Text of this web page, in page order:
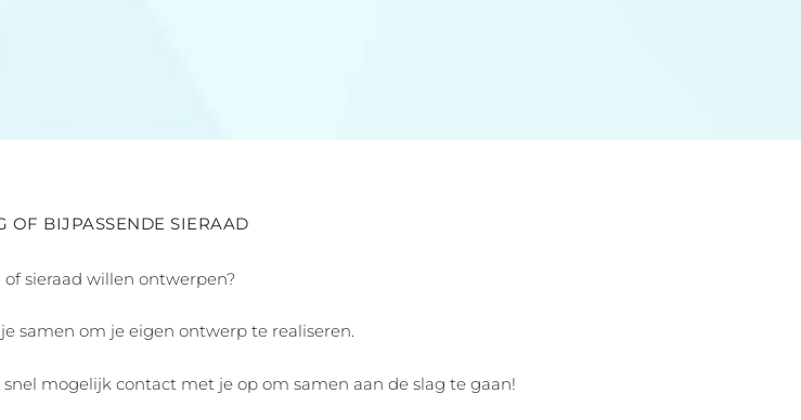
OF BIJPASSENDE SIERAAD
sieraad willen ontwerpen?
samen om je eigen ontwerp te realiseren.
mogelijk contact met je op om samen aan de slag te gaan!